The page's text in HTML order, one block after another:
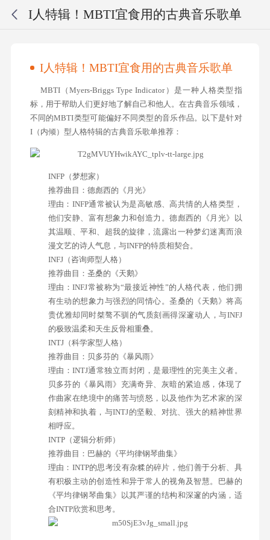
I人特辑！MBTI宜食用的古典音乐歌单
I人特辑！MBTI宜食用的古典音乐歌单
MBTI（Myers-Briggs Type Indicator）是一种人格类型指
标，用于帮助人们更好地了解自己和他人。在古典音乐领域，
不同的MBTI类型可能偏好不同类型的音乐作品。以下是针对
I（内倾）型人格特辑的古典音乐歌单推荐：
INFP（梦想家）
推荐曲目：德彪西的《月光》
理由：INFP通常被认为是高敏感、高共情的人格类型，
他们安静、富有想象力和创造力。德彪西的《月光》以
其温顺、平和、超我的旋律，流露出一种梦幻迷离而浪
漫文艺的诗人气息，与INFP的特质相契合。
INFJ（咨询师型人格）
推荐曲目：圣桑的《天鹅》
理由：INFJ常被称为“最接近神性”的人格代表，他们拥
有生动的想象力与强烈的同情心。圣桑的《天鹅》将高
贵优雅却同时桀骜不驯的气质刻画得深邃动人，与INFJ
的极致温柔和天生反骨相重叠。
INTJ（科学家型人格）
推荐曲目：贝多芬的《暴风雨》
理由：INTJ通常独立而封闭，是最理性的完美主义者。
贝多芬的《暴风雨》充满奇异、灰暗的紧迫感，体现了
作曲家在绝境中的痛苦与愤怒，以及他作为艺术家的深
刻精神和执着，与INTJ的坚毅、对抗、强大的精神世界
相呼应。
INTP（逻辑分析师）
推荐曲目：巴赫的《平均律钢琴曲集》
理由：INTP的思考没有杂糅的碎片，他们善于分析、具
有积极主动的创造性和异于常人的视角及智慧。巴赫的
《平均律钢琴曲集》以其严谨的结构和深邃的内涵，适
合INTP欣赏和思考。